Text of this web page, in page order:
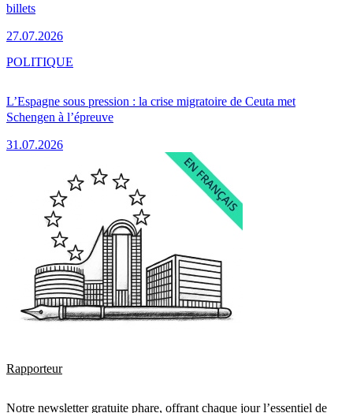
billets
27.07.2026
L’Espagne sous pression : la crise migratoire de Ceuta met
Schengen à l’épreuve
31.07.2026
POLITIQUE
Rapporteur
Notre newsletter gratuite phare, offrant chaque jour l’essentiel de